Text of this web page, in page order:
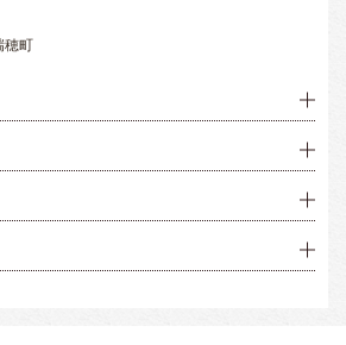
穂町